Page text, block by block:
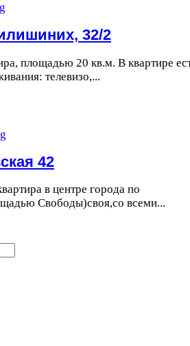
32/2
площадью 20 кв.м. В квартире
телевизо,...
42
в центре города по
Свободы)своя,со всеми...